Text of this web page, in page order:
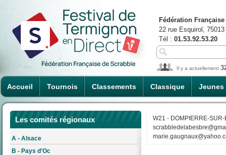
Accueil Tournois Classements Classique Jeunes
Fédération
22 rue Esquirol,
Tél : 01.53.92.53.20
Il y a actuellement
Les comités régionaux
A - Alsace
B - Pays d'Oc
W21 - DOMPIERRE-